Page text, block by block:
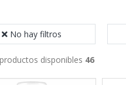
No hay filtros
disponibles 46